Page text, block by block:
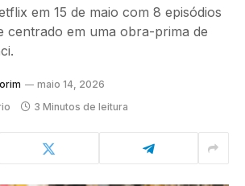
em 15 de maio com 8 episódios
centrado em uma obra-prima de
maio 14, 2026
3 Minutos de leitura